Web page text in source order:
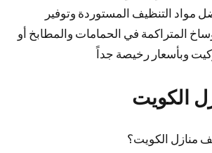
مواد التنظيف المستوردة وتوفير
المتراكمة في الحمامات والمطابخ أو
وبأسعار رخيصة جداً
الكويت
منازل الكويت؟